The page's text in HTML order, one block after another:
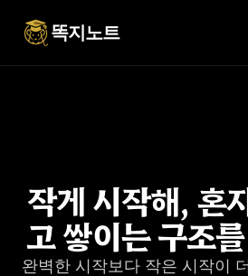
똑지노트
작게 시작해, 혼
고 쌓이는 구조
완벽한 시작보다 작은 시작이